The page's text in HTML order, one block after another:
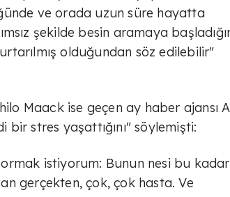
ve orada uzun süre hayatta
şekilde besin aramaya
olduğundan söz edilebilir"
Maack ise geçen ay haber ajansı
stres yaşattığını" söylemişti:
istiyorum: Bunun nesi bu kadar
gerçekten, çok, çok hasta. Ve